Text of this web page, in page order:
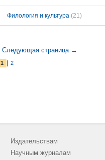
Филология и культура (21)
Следующая страница →
1 2
Издательствам
Научным журналам